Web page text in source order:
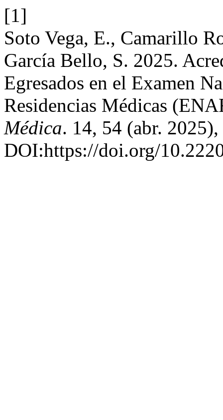
[1]
Soto Vega, E., Camarillo
García Bello, S. 2025.
Egresados en el Examen
Residencias Médicas
Médica. 14, 54 (abr.
DOI:https://doi.org/